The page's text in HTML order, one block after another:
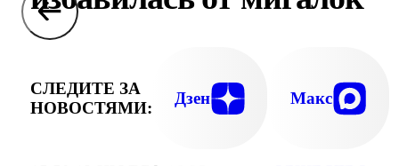
СЛЕДИТЕ ЗА
НОВОСТЯМИ:
Дзен Макс